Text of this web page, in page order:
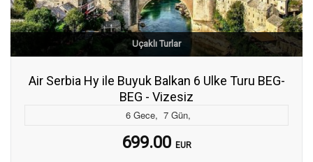
Uçaklı Turlar
Air Serbia Hy ile Buyuk Balkan 6 Ulke Turu BEG-
BEG - Vizesiz
6 Gece, 7 Gün,
699.00 EUR